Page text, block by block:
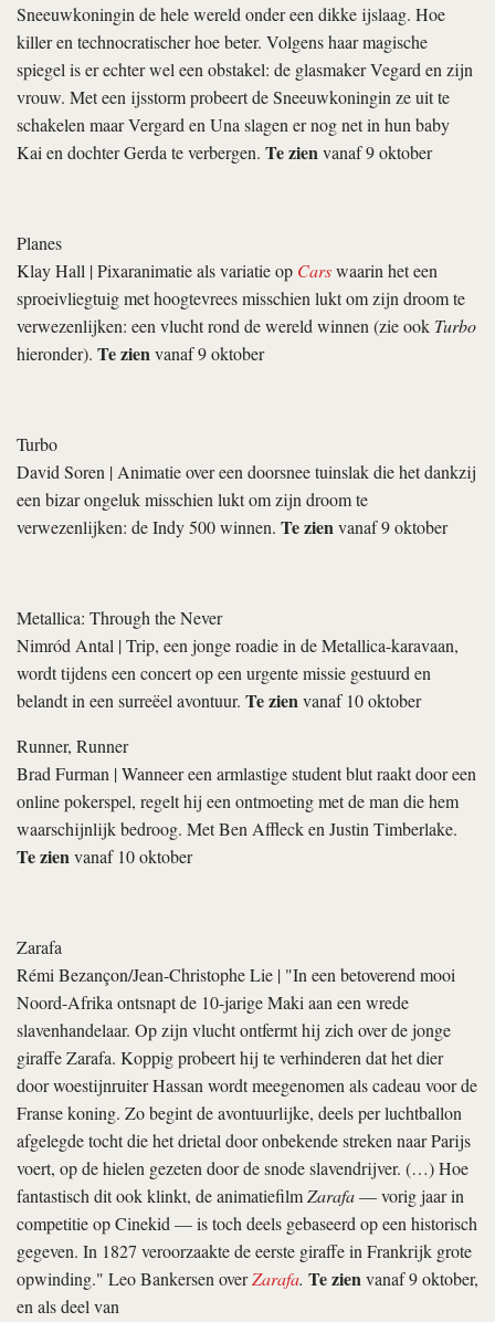
Sneeuwkoningin de hele wereld onder een dikke ijslaag. Hoe
killer en technocratischer hoe beter. Volgens haar magische
spiegel is er echter wel een obstakel: de glasmaker Vegard en zijn
vrouw. Met een ijsstorm probeert de Sneeuwkoningin ze uit te
schakelen maar Vergard en Una slagen er nog net in hun baby
Kai en dochter Gerda te verbergen. Te zienvanaf 9 oktober
Planes
Klay Hall | Pixaranimatie als variatie op Carswaarin het een
sproeivliegtuig met hoogtevrees misschien lukt om zijn droom te
verwezenlijken: een vlucht rond de wereld winnen (zie ook Turbo
hieronder). Te zienvanaf 9 oktober
Turbo
David Soren | Animatie over een doorsnee tuinslak die het dankzij
een bizar ongeluk misschien lukt om zijn droom te
verwezenlijken: de Indy 500 winnen. Te zienvanaf 9 oktober
Metallica: Through the Never
Nimród Antal | Trip, een jonge roadie in de Metallica-karavaan,
wordt tijdens een concert op een urgente missie gestuurd en
belandt in een surreëel avontuur. Te zienvanaf 10 oktober
Runner, Runner
Brad Furman | Wanneer een armlastige student blut raakt door een
online pokerspel, regelt hij een ontmoeting met de man die hem
waarschijnlijk bedroog. Met Ben Affleck en Justin Timberlake.
Te zienvanaf 10 oktober
Zarafa
Rémi Bezançon/Jean-Christophe Lie | "In een betoverend mooi
Noord-Afrika ontsnapt de 10-jarige Maki aan een wrede
slavenhandelaar. Op zijn vlucht ontfermt hij zich over de jonge
giraffe Zarafa. Koppig probeert hij te verhinderen dat het dier
door woestijnruiter Hassan wordt meegenomen als cadeau voor de
Franse koning. Zo begint de avontuurlijke, deels per luchtballon
afgelegde tocht die het drietal door onbekende streken naar Parijs
voert, op de hielen gezeten door de snode slavendrijver. (…) Hoe
fantastisch dit ook klinkt, de animatiefilmZarafa— vorig jaar in
competitie op Cinekid — is toch deels gebaseerd op een historisch
gegeven. In 1827 veroorzaakte de eerste giraffe in Frankrijk grote
opwinding." Leo Bankersen overZarafa. Te zienvanaf 9 oktober,
en als deel van